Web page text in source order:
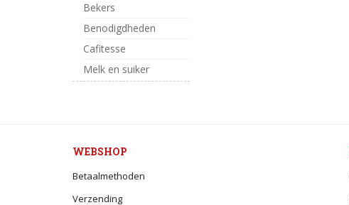
Bekers
Benodigdheden
Cafitesse
Melk en suiker
WEBSHOP
Betaalmethoden
Verzending